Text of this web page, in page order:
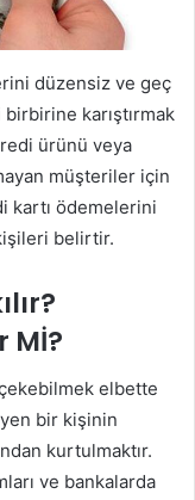
düzensiz ve geç
karıştırmak
ürünü veya
müşteriler için
kartı ödemelerini
belirtir.
Mİ?
elbette
bir kişinin
kurtulmaktır.
ve bankalarda